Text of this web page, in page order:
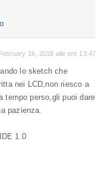
16, 2018 alle ore 13:47
lo sketch che
nei LCD,non riesco a
tempo perso,gli puoi dare
pazienza.
1.0